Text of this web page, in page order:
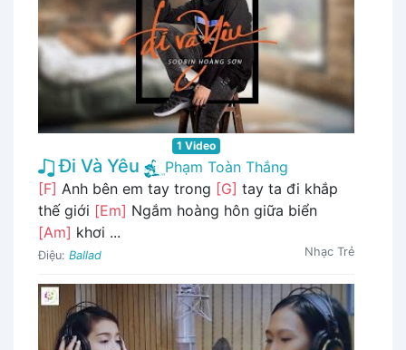
1 Video
Đi Và Yêu
Phạm Toàn Thắng
[F] Anh bên em tay trong [G] tay ta đi khắp
thế giới [Em] Ngắm hoàng hôn giữa biển
[Am] khơi ...
Điệu: Ballad Nhạc Trẻ